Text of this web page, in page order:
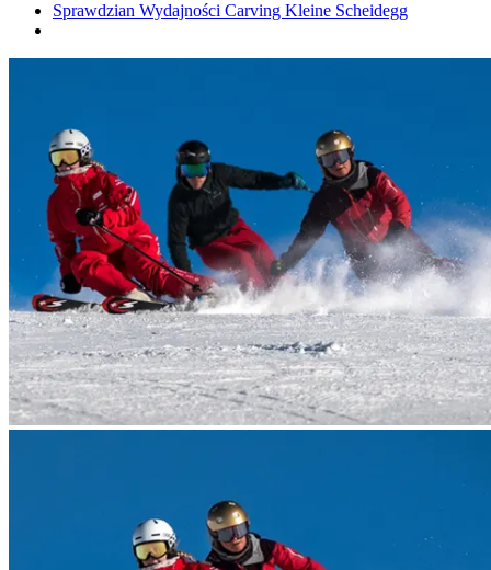
Sprawdzian Wydajności Carving Kleine Scheidegg